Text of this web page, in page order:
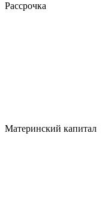
Рассрочка
Материнский капитал